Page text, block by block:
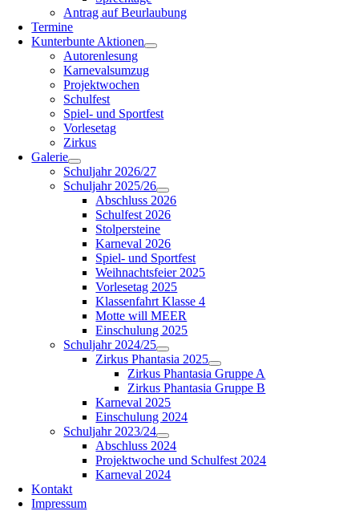
Antrag auf Beurlaubung
Termine
Kunterbunte Aktionen
Autorenlesung
Karnevalsumzug
Projektwochen
Schulfest
Spiel- und Sportfest
Vorlesetag
Zirkus
Galerie
Schuljahr 2026/27
Schuljahr 2025/26
Abschluss 2026
Schulfest 2026
Stolpersteine
Karneval 2026
Spiel- und Sportfest
Weihnachtsfeier 2025
Vorlesetag 2025
Klassenfahrt Klasse 4
Motte will MEER
Einschulung 2025
Schuljahr 2024/25
Zirkus Phantasia 2025
Zirkus Phantasia Gruppe A
Zirkus Phantasia Gruppe B
Karneval 2025
Einschulung 2024
Schuljahr 2023/24
Abschluss 2024
Projektwoche und Schulfest 2024
Karneval 2024
Kontakt
Impressum